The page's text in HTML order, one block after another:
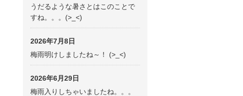
うだるような暑さとはこのことで
すね。。。(>_<)
2026年7月8日
梅雨明けしましたね～！ (>_<)
2026年6月29日
梅雨入りしちゃいましたね。。。